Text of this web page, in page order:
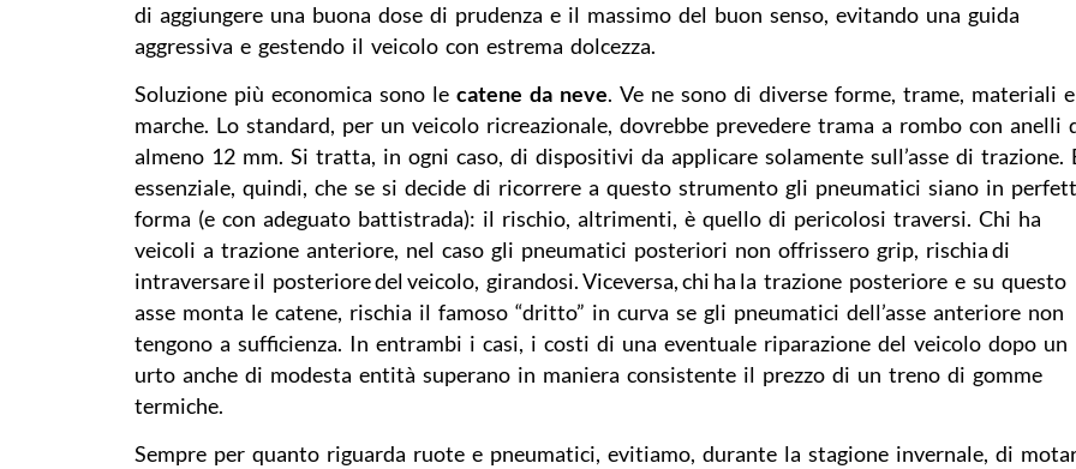
di aggiungere una buona dose di prudenza e il massimo del buon senso, evitando una guida
aggressiva e gestendo il veicolo con estrema dolcezza.
Soluzione più economica sono le catene da neve. Ve ne sono di diverse forme, trame, materiali e
marche. Lo standard, per un veicolo ricreazionale, dovrebbe prevedere trama a rombo con anelli
almeno 12 mm. Si tratta, in ogni caso, di dispositivi da applicare solamente sull’asse di trazione.
essenziale, quindi, che se si decide di ricorrere a questo strumento gli pneumatici siano in
forma (e con adeguato battistrada): il rischio, altrimenti, è quello di pericolosi traversi. Chi ha
veicoli a trazione anteriore, nel caso gli pneumatici posteriori non offrissero grip, rischia di
intraversare il posteriore del veicolo, girandosi. Viceversa, chi ha la trazione posteriore e su questo
asse monta le catene, rischia il famoso “dritto” in curva se gli pneumatici dell’asse anteriore non
tengono a sufficienza. In entrambi i casi, i costi di una eventuale riparazione del veicolo dopo un
urto anche di modesta entità superano in maniera consistente il prezzo di un treno di gomme
termiche.
Sempre per quanto riguarda ruote e pneumatici, evitiamo, durante la stagione invernale, di